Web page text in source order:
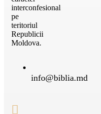
interconfesional
pe
teritoriul
Republicii
Moldova.
info@biblia.md